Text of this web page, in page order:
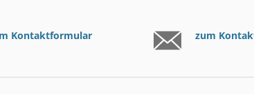
Kontaktformular zum